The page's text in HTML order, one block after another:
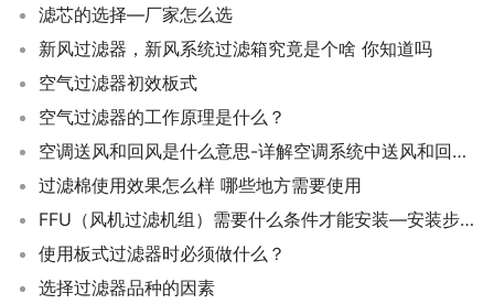
滤芯的选择—厂家怎么选
新风过滤器，新风系统过滤箱究竟是个啥 你知道吗
空气过滤器初效板式
空气过滤器的工作原理是什么？
空调送风和回风是什么意思-详解空调系统中送风和回风的区别与作用
过滤棉使用效果怎么样 哪些地方需要使用
FFU（风机过滤机组）需要什么条件才能安装—安装步骤是什么
使用板式过滤器时必须做什么？
选择过滤器品种的因素